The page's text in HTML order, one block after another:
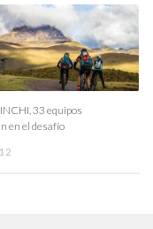
33 equipos
en el desafío